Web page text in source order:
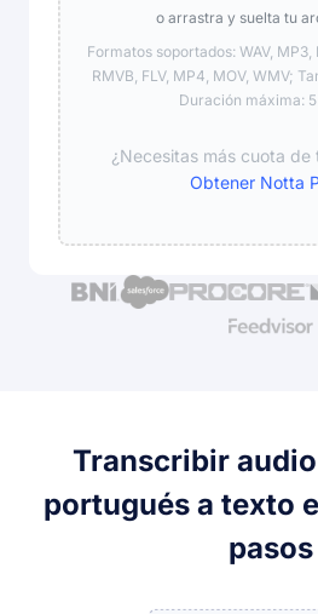
o arrastra y suelta tu
Formatos soportados: WAV, MP3,
RMVB, FLV, MP4, MOV, WMV;
Duración máxima:
¿Necesitas más cuota de
Obtener Notta
Transcribir
portugués a texto
pasos